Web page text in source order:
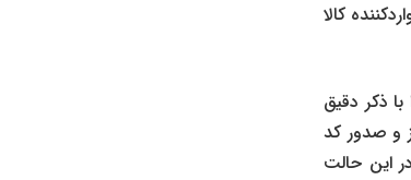
کالا
ذکر دقیق
و صدور کد
این حالت